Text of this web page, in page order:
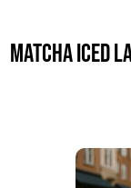
Matcha iced